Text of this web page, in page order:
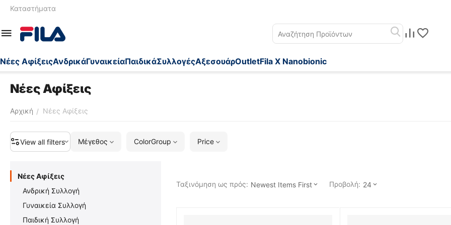
Καταστήματα
Nέες ΑφίξειςΑνδρικάΓυναικείαΠαιδικάΣυλλογέςΑξεσουάρOutletFila X Nanobionic
Nέες Αφίξεις
Αρχική / Nέες Αφίξεις
View all filters Μέγεθος ColorGroup Price
Ταξινόμηση ως πρός: Newest Items First Προβολή: 24
Nέες Αφίξεις
Ανδρική Συλλογή
Γυναικεία Συλλογή
Παιδική Συλλογή